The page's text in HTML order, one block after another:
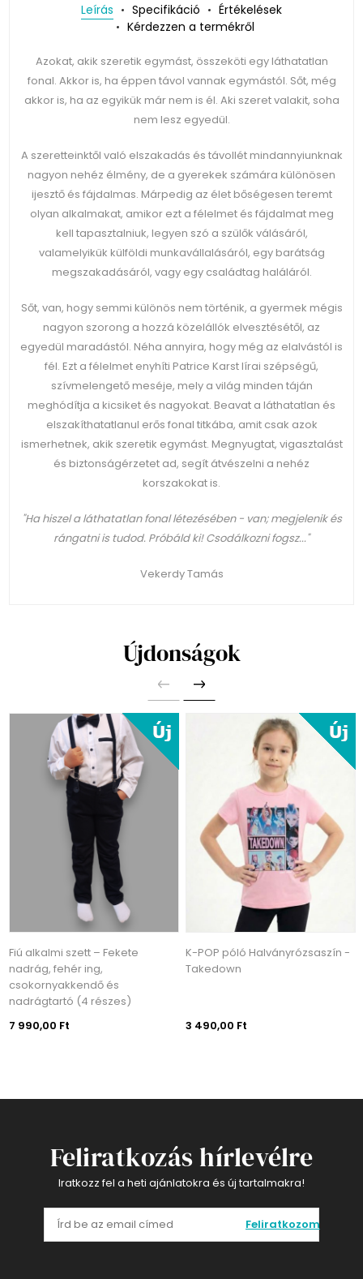
Leírás Specifikáció
Értékelések
Kérdezzen a termékről
Azokat, akik szeretik egymást, összeköti egy láthatatlan
fonal. Akkor is, ha éppen távol vannak egymástól. Sőt, még
akkor is, ha az egyikük már nem is él. Aki szeret valakit, soha
nem lesz egyedül.
A szeretteinktől való elszakadás és távollét mindannyiunknak
nagyon nehéz élmény, de a gyerekek számára különösen
ijesztő és fájdalmas. Márpedig az élet bőségesen teremt
olyan alkalmakat, amikor ezt a félelmet és fájdalmat meg
kell tapasztalniuk, legyen szó a szülők válásáról,
valamelyikük külföldi munkavállalásáról, egy barátság
megszakadásáról, vagy egy családtag haláláról.
Sőt, van, hogy semmi különös nem történik, a gyermek mégis
nagyon szorong a hozzá közelállók elvesztésétől, az
egyedül maradástól. Néha annyira, hogy még az elalvástól is
fél. Ezt a félelmet enyhíti Patrice Karst lírai szépségű,
szívmelengető meséje, mely a világ minden táján
meghódítja a kicsiket és nagyokat. Beavat a láthatatlan és
elszakíthatatlanul erős fonal titkába, amit csak azok
ismerhetnek, akik szeretik egymást. Megnyugtat, vigasztalást
és biztonságérzetet ad, segít átvészelni a nehéz
korszakokat is.
"Ha hiszel a láthatatlan fonal létezésében - van; megjelenik és
rángatni is tudod. Próbáld ki! Csodálkozni fogsz..."
Vekerdy Tamás
Újdonságok
szett – Fekete
ing,
és
(4 részes)
K-POP póló Halványrózsaszín -
3 490,00 Ft
K-POP
Feliratkozás hírlevélre
Iratkozz fel a heti ajánlatokra és új tartalmakra!
Feliratkozom